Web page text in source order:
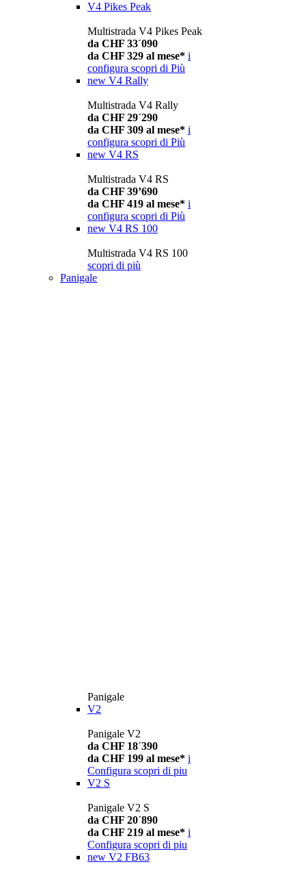
V4 Pikes Peak
Multistrada V4 Pikes Peak
da CHF 33´090
da CHF 329 al mese* i
configura scopri di Più
new V4 Rally
Multistrada V4 Rally
da CHF 29´290
da CHF 309 al mese* i
configura scopri di Più
new V4 RS
Multistrada V4 RS
da CHF 39’690
da CHF 419 al mese* i
configura scopri di Più
new V4 RS 100
Multistrada V4 RS 100
scopri di più
Panigale
Panigale
V2
Panigale V2
da CHF 18´390
da CHF 199 al mese* i
Configura scopri di piu
V2 S
Panigale V2 S
da CHF 20´890
da CHF 219 al mese* i
Configura scopri di piu
new V2 FB63